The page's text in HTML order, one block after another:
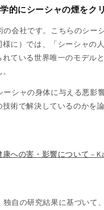
的にシーシャの煙をク
の会社です。こちらのシー
様に）では、「シーシャの
れている世界唯一のモデル
ーシャの身体に与える悪影
技術で解決しているのかを
への害・影響について –
独自の研究結果に基づいて